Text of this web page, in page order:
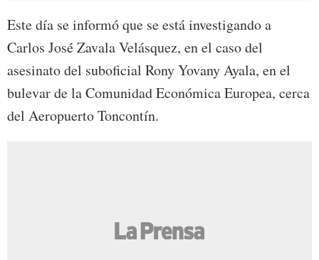
Este día se informó que se está investigando a
Carlos José Zavala Velásquez, en el caso del
asesinato del suboficial Rony Yovany Ayala, en el
bulevar de la Comunidad Económica Europea, cerca
del Aeropuerto Toncontín.